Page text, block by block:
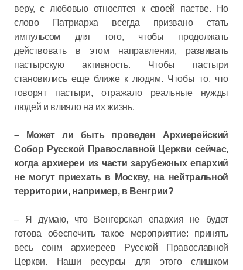
веру, с любовью относятся к своей пастве. Но
слово Патриарха всегда призвано стать
импульсом для того, чтобы продолжать
действовать в этом направлении, развивать
пастырскую активность. Чтобы пастыри
становились еще ближе к людям. Чтобы то, что
говорят пастыри, отражало реальные нужды
людей и влияло на их жизнь.
– Может ли быть проведен Архиерейский
Собор Русской Православной Церкви сейчас,
когда архиереи из части зарубежных епархий
не могут приехать в Москву, на нейтральной
территории, например, в Венгрии?
– Я думаю, что Венгерская епархия не будет
готова обеспечить такое мероприятие: принять
весь сонм архиереев Русской Православной
Церкви. Наши ресурсы для этого слишком